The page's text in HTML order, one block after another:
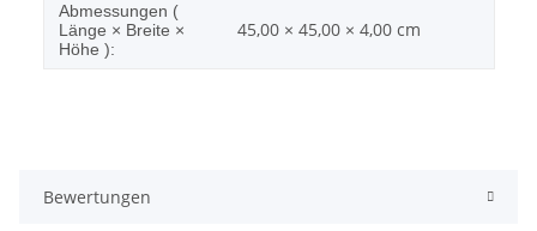
Abmessungen (
Länge × Breite ×
Höhe ):
45,00 × 45,00 × 4,00 cm
Bewertungen